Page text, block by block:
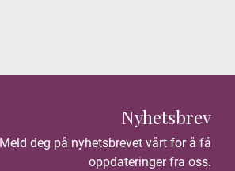
Nyhetsbrev
Meld deg på nyhetsbrevet vårt for å få
oppdateringer fra oss.